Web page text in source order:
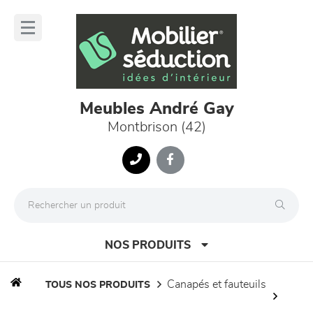
Meubles André Gay
Montbrison (42)
NOS PRODUITS
TOUS NOS PRODUITS canapés et fauteuils